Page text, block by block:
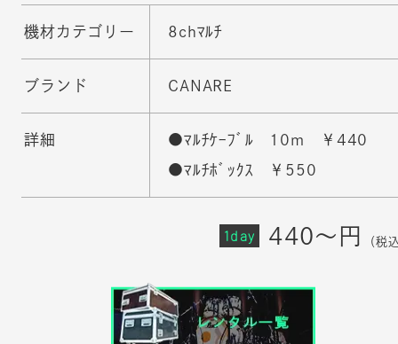
機材カテゴリー 8chﾏﾙﾁ
ブランド CANARE
詳細
●ﾏﾙﾁｹｰﾌﾞﾙ 10m ￥440
●ﾏﾙﾁﾎﾞｯｸｽ ￥550
1day 440～円 （税